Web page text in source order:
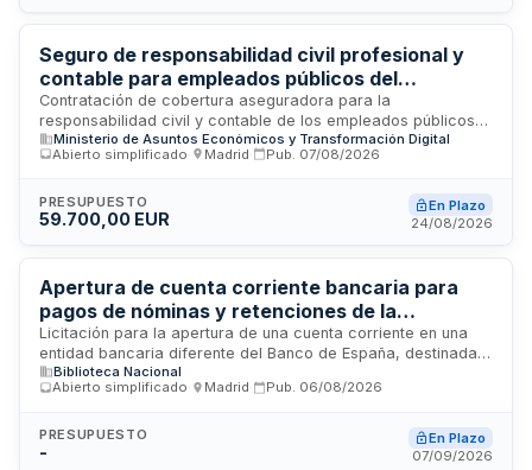
especial permitido y admite cesión de datos.
Seguro de responsabilidad civil profesional y
contable para empleados públicos del
Ministerio de Economía, Comercio y Empresa
Contratación de cobertura aseguradora para la
responsabilidad civil y contable de los empleados públicos
del Ministerio de Economía, Comercio y Empresa. El seguro
ampara daños a terceros derivados de errores, omisiones o
incluyendo asistencia jurídica, constitución de fianzas y
gastos judiciales. La cobertura comprende cuatro lotes
e ingenieros, personal médico y sanitario, empleados de
prevención de riesgos laborales, y personal directivo y
gestor de fondos públicos.
Ministerio de Asuntos Económicos y Transformación Digital
Abierto simplificado
Madrid Pub. 07/08/2026
PRESUPUESTO
59.700,00 EUR
En Plazo
24/08/2026
Apertura de cuenta corriente bancaria para
pagos de nóminas y retenciones de la
Biblioteca Nacional de España
Licitación para la apertura de una cuenta corriente en una
entidad bancaria diferente del Banco de España, destinada a
gestionar los pagos de nóminas, seguros sociales y otras
retenciones del personal de la Biblioteca Nacional de
telemáticos, con énfasis en la utilización de canales
electrónicos para la emisión de extractos, comunicaciones y
Biblioteca Nacional
Abierto simplificado
Madrid Pub. 06/08/2026
PRESUPUESTO
-
En Plazo
07/09/2026